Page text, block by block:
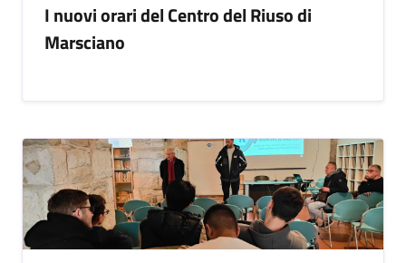
I nuovi orari del Centro del Riuso di
Marsciano